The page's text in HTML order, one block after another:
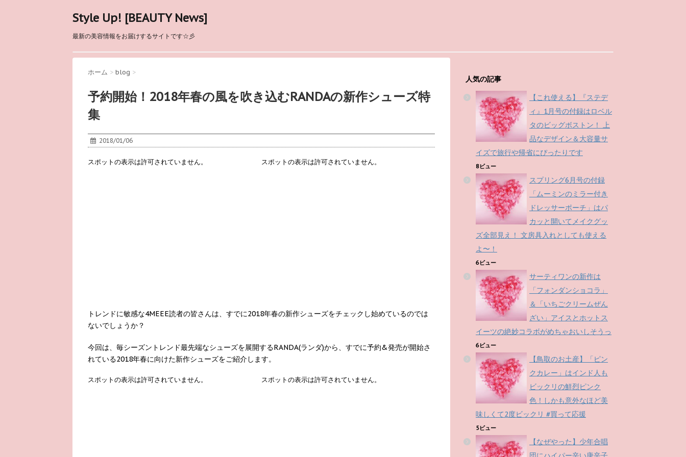
Style Up! [BEAUTY News]
最新の美容情報をお届けするサイトです☆彡
ホーム > blog >
予約開始！2018年春の風を吹き込むRANDAの新作シューズ特
集
2018/01/06
トレンドに敏感な4MEEE読者の皆さんは、すでに2018年春の新作シューズをチェックし始めているのでは
ないでしょうか？
今回は、毎シーズントレンド最先端なシューズを展開するRANDA(ランダ)から、すでに予約&発売が開始さ
れている2018年春に向けた新作シューズをご紹介します。
人気の記事
【これ使える】『ステデ
ィ』1月号の付録はロベル
タのビッグボストン！ 上
品なデザイン＆大容量サ
イズで旅行や帰省にぴったりです
8ビュー
スプリング6月号の付録
「ムーミンのミラー付き
ドレッサーポーチ」はパ
カッと開いてメイクグッ
ズ全部見え！ 文房具入れとしても使える
よ〜！
6ビュー
サーティワンの新作は
「フォンダンショコラ」
＆「いちごクリームぜん
ざい」アイスとホットス
イーツの絶妙コラボがめちゃおいしそうっ
6ビュー
【鳥取のお土産】「ピン
クカレー」はインド人も
ビックリの鮮烈ピンク
色！しかも意外なほど美
味しくて2度ビックリ #買って応援
5ビュー
【なぜやった】少年合唱